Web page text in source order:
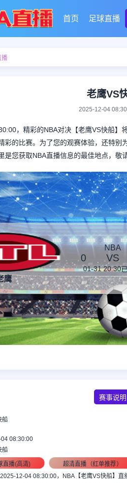
首页 足球直播
播
老鹰VS
2025-12-04
，精彩的NBA对决【老鹰VS快船】
彩的比赛。为了您的观赛体验，还特
是您获取NBA直播信息的最佳地点，敬
鹰
NBA
0 VS
01-31 20:30
赛事说明
船
04 08:30:00
船
直播(高清) 超清直播（红单推荐）
2025-12-04 08:30:00，NBA【老鹰VS快船】